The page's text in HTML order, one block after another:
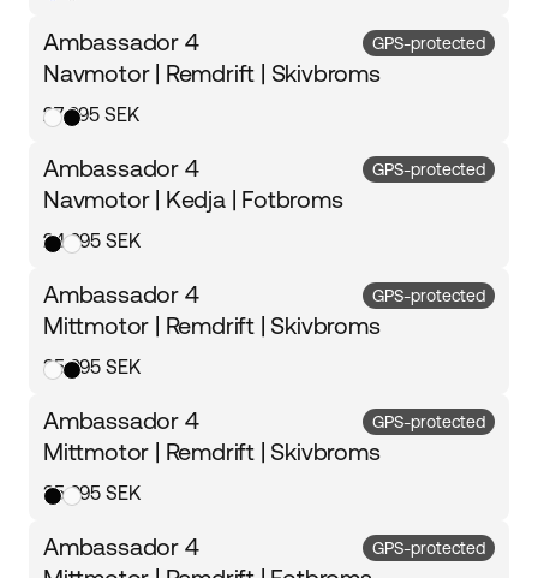
Ambassador 4
Navmotor | Remdrift | Skivbroms
27 995 SEK
GPS-protected
Ambassador 4
Navmotor | Kedja | Fotbroms
24 995 SEK
GPS-protected
Ambassador 4
Mittmotor | Remdrift | Skivbroms
35 995 SEK
GPS-protected
Ambassador 4
Mittmotor | Remdrift | Skivbroms
35 995 SEK
GPS-protected
Ambassador 4
GPS-protected